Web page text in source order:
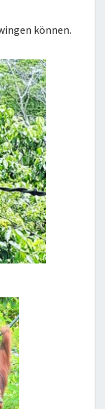
können.